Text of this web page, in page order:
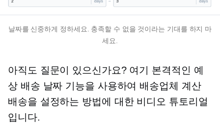
날짜를 신중하게 정하세요. 충족할 수 없을 것이라는 기대를 하지 마
세요.
아직도 질문이 있으신가요? 여기 본격적인 예
상 배송 날짜 기능을 사용하여 배송업체 계산
배송을 설정하는 방법에 대한 비디오 튜토리얼
입니다.